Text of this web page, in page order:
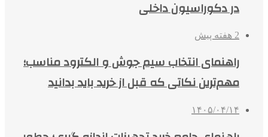
در دکوراسیون داخلی
2 هفته پیش
راهنمای انتخاب سیم جوش و الکترود مناسب؛
مهم‌ترین نکاتی که قبل از خرید باید بدانید
۱۴۰۵/۰۴/۱۴